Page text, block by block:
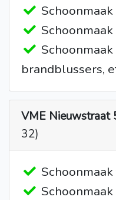
brandblussers,
VME Nieuwstraat
32)